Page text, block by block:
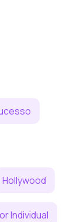
Hollywood
Individual